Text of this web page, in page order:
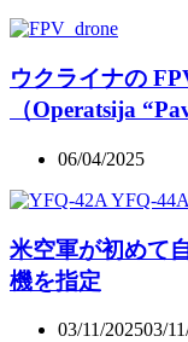
ウクライナの
（Operatsija
06/04/2025
米空軍が初めて
機を指定
03/11/202503/